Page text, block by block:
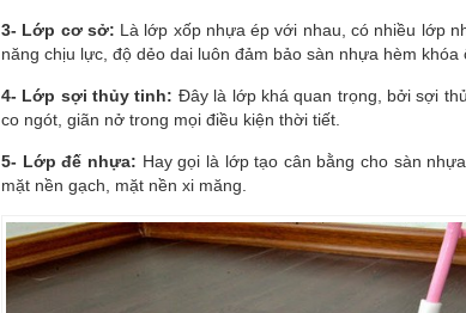
3- Lớp cơ sở: Là lớp xốp nhựa ép với nhau, có nhiều lớp
năng chịu lực, độ dẻo dai luôn đảm bảo sàn nhựa hèm khóa
4- Lớp sợi thủy tinh: Đây là lớp khá quan trọng, bởi sợi
co ngót, giãn nở trong mọi điều kiện thời tiết.
5- Lớp đế nhựa: Hay gọi là lớp tạo cân bằng cho sàn
mặt nền gạch, mặt nền xi măng.